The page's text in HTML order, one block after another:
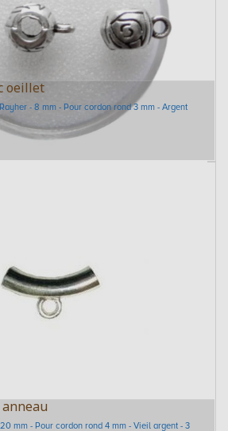
oeillet
- 8 mm - Pour cordon rond 3 mm - Argent
mm - Pour cordon rond 4 mm - Vieil argent - 3